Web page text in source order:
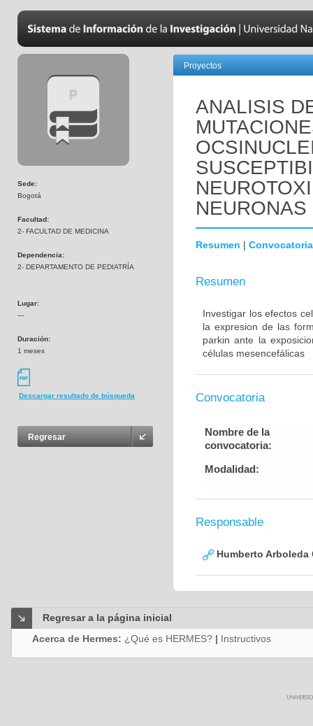
Sede:
Bogotá
Facultad:
2- FACULTAD DE MEDICINA
Dependencia:
2- DEPARTAMENTO DE PEDIATRÍA
Lugar:
---
Duración:
1 meses
Descargar resultado de búsqueda
Regresar
Proyectos
ANALISIS
Resumen | Convocatoria
Resumen
Investigar los efectos
la expresion de las
parkin ante la
células mesencefálicas
Convocatoria
Nombre de la
convocatoria:
Modalidad:
Responsable
Humberto Arboleda
Regresar a la página inicial
Acerca de Hermes: ¿Qué es HERMES? | Instructivos